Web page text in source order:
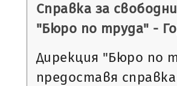
Справка за
"Бюро по труда" -
Дирекция "Бюро по
предоставя